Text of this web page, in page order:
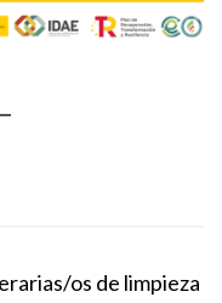
os de limpieza